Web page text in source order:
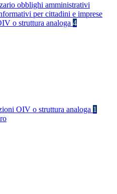
obblighi amministrativi
per cittadini e imprese
o struttura analoga 4
OIV o struttura analoga 1